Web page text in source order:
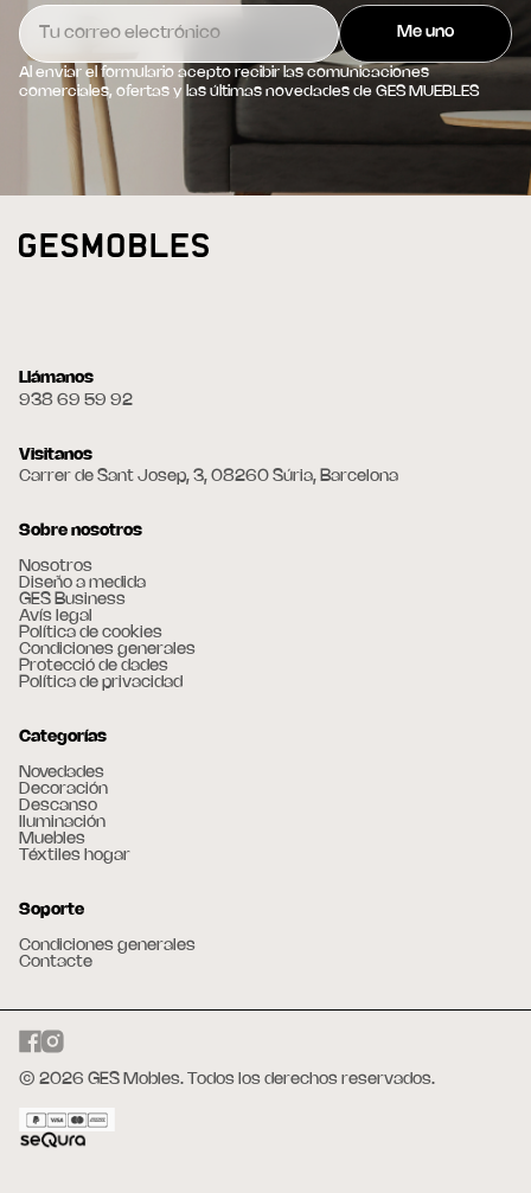
Al enviar el formulario acepto recibir las comunicaciones
comerciales, ofertas y las últimas novedades de GES MUEBLES
Llámanos
938 69 59 92
Visitanos
Carrer de Sant Josep, 3, 08260 Súria, Barcelona
Sobre nosotros
Nosotros
Diseño a medida
GES Business
Avís legal
Política de cookies
Condiciones generales
Protecció de dades
Política de privacidad
Categorías
Novedades
Decoración
Descanso
Iluminación
Muebles
Téxtiles hogar
Soporte
Condiciones generales
Contacte
© 2026 GES Mobles. Todos los derechos reservados.